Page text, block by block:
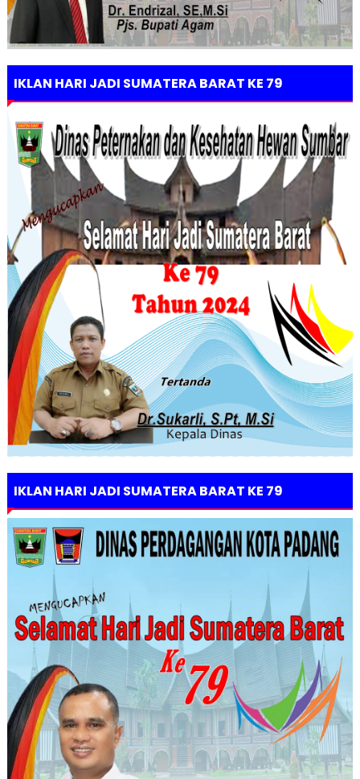
IKLAN HARI JADI SUMATERA BARAT KE 79
IKLAN HARI JADI SUMATERA BARAT KE 79